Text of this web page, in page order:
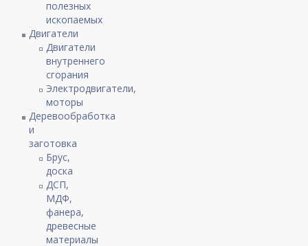
полезных
ископаемых
Двигатели
Двигатели
внутреннего
сгорания
Электродвигатели,
моторы
Деревообработка
и
заготовка
Брус,
доска
ДСП,
МДФ,
фанера,
древесные
материалы